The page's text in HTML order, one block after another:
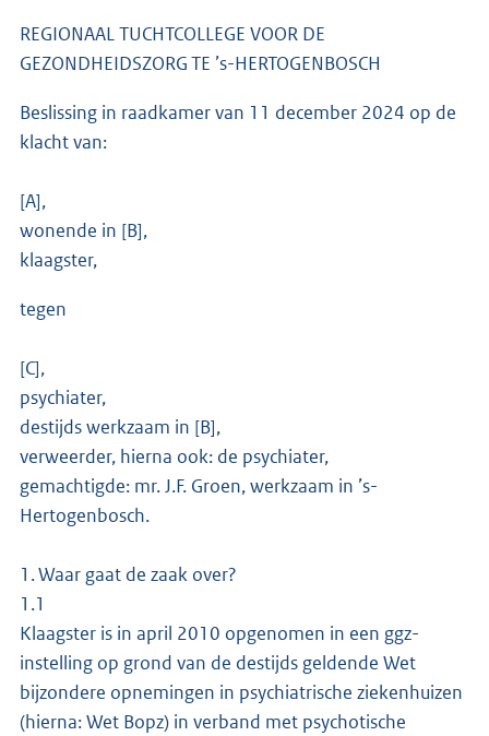
REGIONAAL TUCHTCOLLEGE VOOR DE
GEZONDHEIDSZORG TE ’s-HERTOGENBOSCH
Beslissing in raadkamer van 11 december 2024 op de
klacht van:
[A],
wonende in [B],
klaagster,
tegen
[C],
psychiater,
destijds werkzaam in [B],
verweerder, hierna ook: de psychiater,
gemachtigde: mr. J.F. Groen, werkzaam in ’s-
Hertogenbosch.
1. Waar gaat de zaak over?
1.1
Klaagster is in april 2010 opgenomen in een ggz-
instelling op grond van de destijds geldende Wet
bijzondere opnemingen in psychiatrische ziekenhuizen
(hierna: Wet Bopz) in verband met psychotische